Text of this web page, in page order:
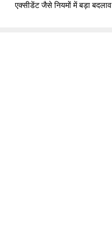
एक्सीडेंट जैसे नियमों में बड़ा बदलाव